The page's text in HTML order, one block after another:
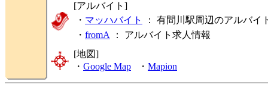
[アルバイト]
・ マッハバイト
： 有間川駅周辺のアルバイ
・ fromA ： アルバイト求人情報
[地図]
・ Google Map ・ Mapion